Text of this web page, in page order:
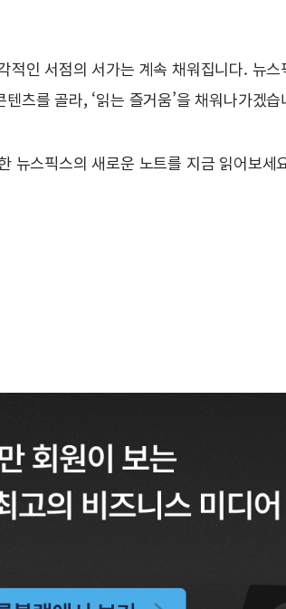
적인 서점의 서가는 계속 채워집니다. 뉴
츠를 골라, ‘읽는 즐거움’을 채워나가겠습
뉴스픽스의 새로운 노트를 지금 읽어보세